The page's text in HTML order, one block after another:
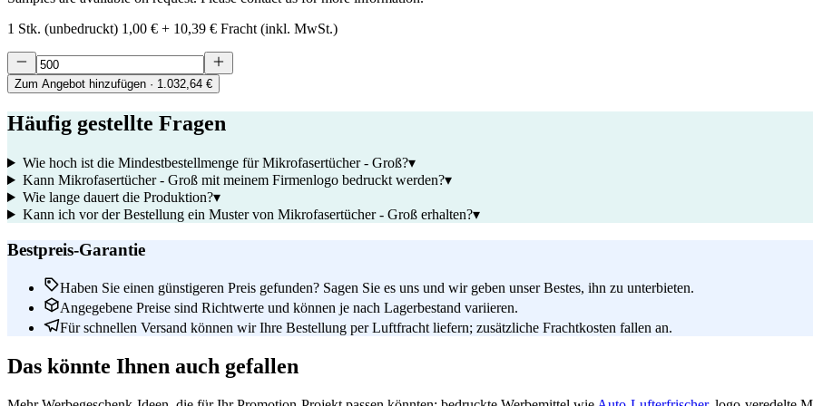
1 Stk. (unbedruckt) 1,00 € + 10,39 € Fracht (inkl. MwSt.)
Zum Angebot hinzufügen · 1.032,64 €
Häufig gestellte Fragen
Wie hoch ist die Mindestbestellmenge für Mikrofasertücher - Groß?▾
Kann Mikrofasertücher - Groß mit meinem Firmenlogo bedruckt werden?▾
Wie lange dauert die Produktion?▾
Kann ich vor der Bestellung ein Muster von Mikrofasertücher - Groß erhalten?▾
Bestpreis-Garantie
Haben Sie einen günstigeren Preis gefunden? Sagen Sie es uns und wir geben unser Bestes, ihn zu unterbieten.
Angegebene Preise sind Richtwerte und können je nach Lagerbestand variieren.
Für schnellen Versand können wir Ihre Bestellung per Luftfracht liefern; zusätzliche Frachtkosten fallen an.
Das könnte Ihnen auch gefallen